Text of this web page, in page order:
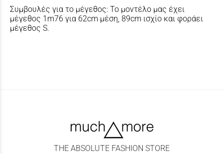
Συμβουλές για το μέγεθος: Το μοντέλο μας έχει
μέγεθος 1m76 για 62cm μέση, 89cm ισχίο και φοράει
μέγεθος S.
THE ABSOLUTE FASHION STORE